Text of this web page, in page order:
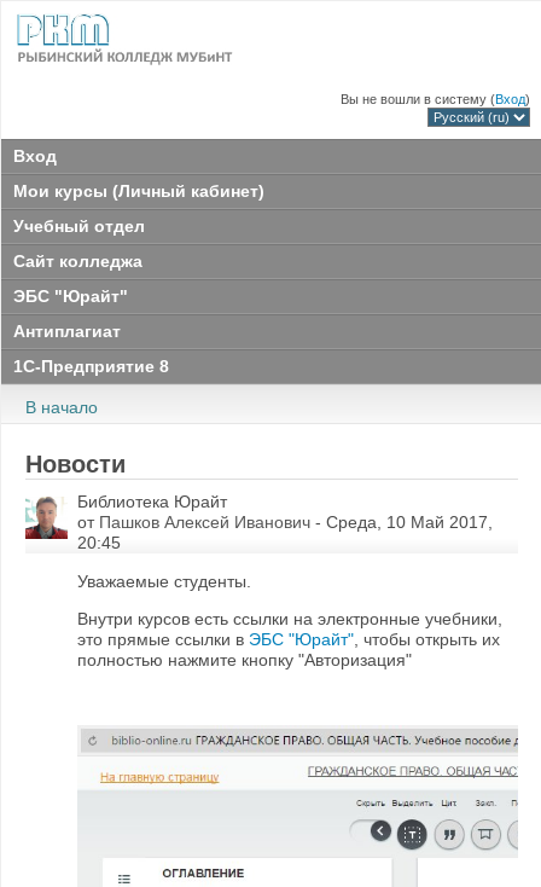
Вы не вошли в систему (Вход)
Вход
Мои курсы (Личный кабинет)
Учебный отдел
Сайт колледжа
ЭБС "Юрайт"
Антиплагиат
1С-Предприятие 8
В начало
Новости
Библиотека Юрайт
от Пашков Алексей Иванович - Среда, 10 Май 2017,
20:45
Уважаемые студенты.
Внутри курсов есть ссылки на электронные учебники,
это прямые ссылки в ЭБС "Юрайт" , чтобы открыть их
полностью нажмите кнопку "Авторизация"